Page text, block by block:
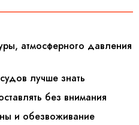
атмосферного давления
лучше знать
без внимания
и обезвоживание